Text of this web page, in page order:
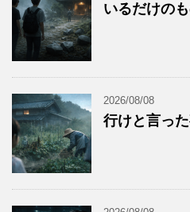
いるだけの
2026/08/08
行けと言っ